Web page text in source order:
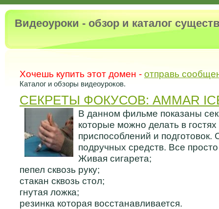
Видеоуроки - обзор и каталог
Хочешь купить этот домен - отправь
Каталог и обзоры видеоуроков.
СЕКРЕТЫ ФОКУСОВ: AMMAR
В данном фильме показаны
которые можно делать в
приспособлений и
подручных средств. Все
Живая сигарета;
пепел сквозь руку;
стакан сквозь стол;
гнутая ложка;
резинка которая восстанавливается.